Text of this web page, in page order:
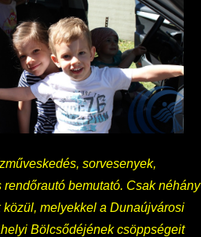
sorvesenyek,
rendőrautó bemutató. Csak néhány
közül, melyekkel a Dunaújvárosi
Bölcsődéjének csöppségeit